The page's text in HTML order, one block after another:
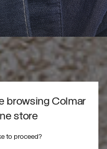
browsing Colmar
store
to proceed?